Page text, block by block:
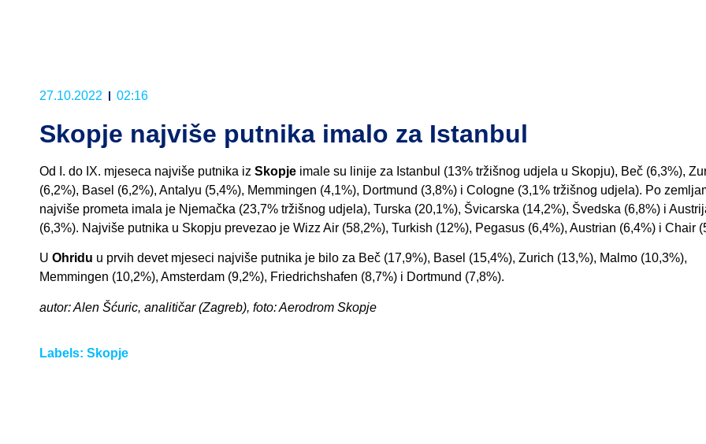
27.10.2022 02:16
Skopje najviše putnika imalo za Istanbul
Od I. do IX. mjeseca najviše putnika iz Skopje imale su linije za Istanbul (13% tržišnog udjela u Skopju), Beč (6,3%),
(6,2%), Basel (6,2%), Antalyu (5,4%), Memmingen (4,1%), Dortmund (3,8%) i Cologne (3,1% tržišnog udjela). Po
najviše prometa imala je Njemačka (23,7% tržišnog udjela), Turska (20,1%), Švicarska (14,2%), Švedska (6,8%) i
(6,3%). Najviše putnika u Skopju prevezao je Wizz Air (58,2%), Turkish (12%), Pegasus (6,4%), Austrian (6,4%) i Chair
U Ohridu u prvih devet mjeseci najviše putnika je bilo za Beč (17,9%), Basel (15,4%), Zurich (13,%), Malmo (10,3%),
Memmingen (10,2%), Amsterdam (9,2%), Friedrichshafen (8,7%) i Dortmund (7,8%).
autor: Alen Šćuric, analitičar (Zagreb), foto: Aerodrom Skopje
Labels: Skopje